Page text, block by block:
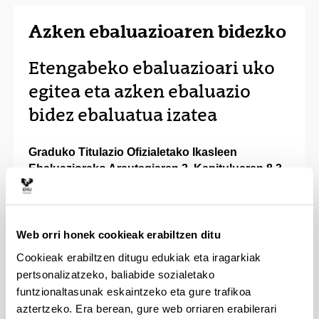
Web orri honek cookieak erabiltzen ditu
Cookieak erabiltzen ditugu edukiak eta iragarkiak
pertsonalizatzeko, baliabide sozialetako
funtzionaltasunak eskaintzeko eta gure trafikoa
aztertzeko. Era berean, gure web orriaren erabilerari
Azken ebaluazioaren bidezko
Etengabeko ebaluazioari uko
egitea eta azken ebaluazio
bidez ebaluatua izatea
Graduko Titulazio Ofizialetako Ikasleen
Ebaluaziorako Arautegiaren 2. Kapituluaren 8.3
artikulua
bidez ebaluatuak izateko, etengabeko ebaluazioan
parte hartu zein ez hartu. Eskubide hori baliatzeko,
ikasleak etengabeko ebaluazioari uko egiten diola
jasotzen duen idatzi bat aurkeztu beharko dio
irakasgaiaren ardura duen irakasleari eta,
horretarako, bederatzi asteko epea izango du